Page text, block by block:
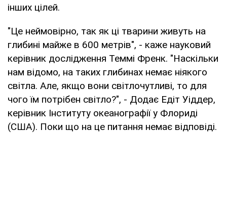
інших цілей.
"Це неймовірно, так як ці тварини живуть на
глибині майже в 600 метрів", - каже науковий
керівник дослідження Теммі Френк. "Наскільки
нам відомо, на таких глибинах немає ніякого
світла. Але, якщо вони світлочутливі, то для
чого їм потрібен світло?", - Додає Едіт Уіддер,
керівник Інституту океанографії у Флориді
(США). Поки що на це питання немає відповіді.